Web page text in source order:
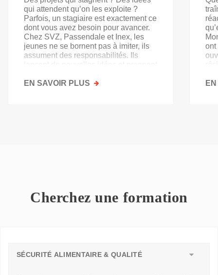
qui attendent qu’on les exploite ?
Parfois, un stagiaire est exactement ce
dont vous avez besoin pour avancer.
Chez SVZ, Passendale et Inex, les
jeunes ne se bornent pas à imiter, ils
assument des responsabilités. Ils
lancent de nouvelles idées et prennent
EN SAVOIR PLUS SUR
ont
Cherchez une formation
SÉCURITÉ ALIMENTAIRE & QUALITÉ